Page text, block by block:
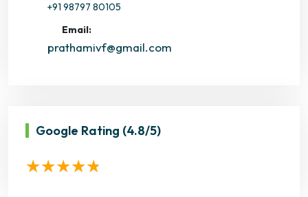
+91 98797 80105
Email:
prathamivf@gmail.com
Google Rating (4.8/5)